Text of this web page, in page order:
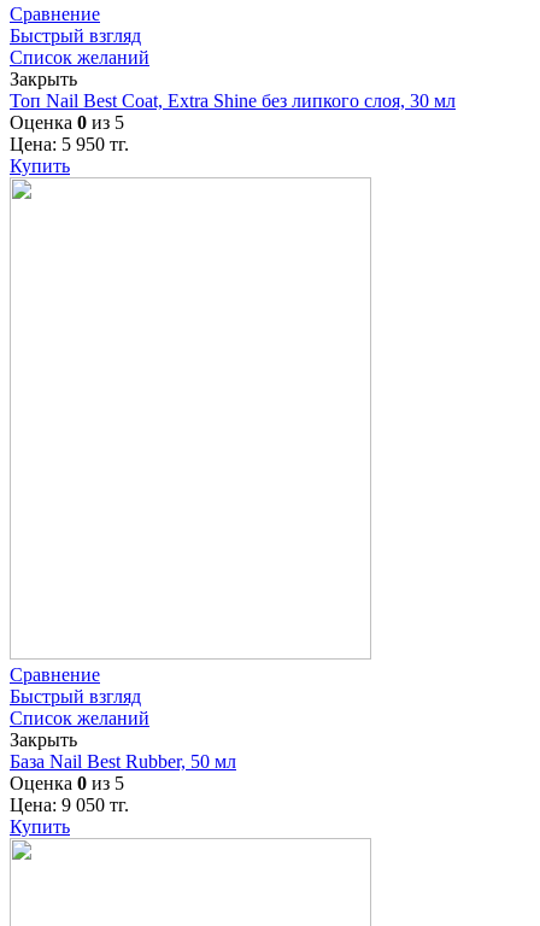
Сравнение
Быстрый взгляд
Список желаний
Закрыть
Топ Nail Best Coat, Extra Shine без липкого слоя, 30 мл
Оценка 0 из 5
Цена: 5 950 тг.
Купить
Сравнение
Быстрый взгляд
Список желаний
Закрыть
База Nail Best Rubber, 50 мл
Оценка 0 из 5
Цена: 9 050 тг.
Купить